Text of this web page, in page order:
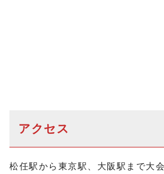
アクセス
松任駅から東京駅、大阪駅まで大